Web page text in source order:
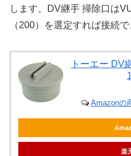
します。DV継手 掃除口は
（200）を選定すれば接続で
トーエー DV
Amazonの
楽